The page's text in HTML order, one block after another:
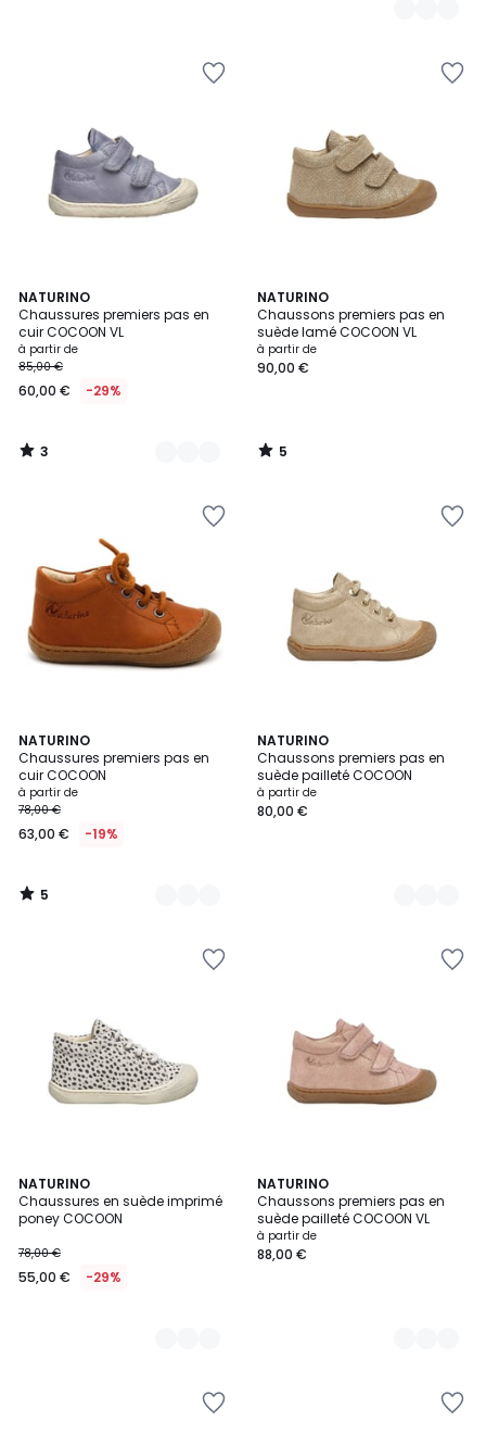
NATURINO
Chaussures premiers pas en
cuir COCOON VL
à partir de
85,00 €
60,00 € -29%
3
/
5
14
Couleurs
3
/
NATURINO
Chaussons premiers pas en
suède lamé COCOON VL
à partir de
90,00 €
5
/
5
5
/
NATURINO
Chaussures premiers pas en
cuir COCOON
à partir de
78,00 €
63,00 € -19%
5
/
5
13
Couleurs
5
/
NATURINO
Chaussons premiers pas en
suède pailleté COCOON
à partir de
80,00 €
2
Couleurs
NATURINO
Chaussures en suède imprimé
poney COCOON
78,00 €
55,00 € -29%
2
Couleurs
NATURINO
Chaussons premiers pas en
suède pailleté COCOON VL
à partir de
88,00 €
2
Couleurs